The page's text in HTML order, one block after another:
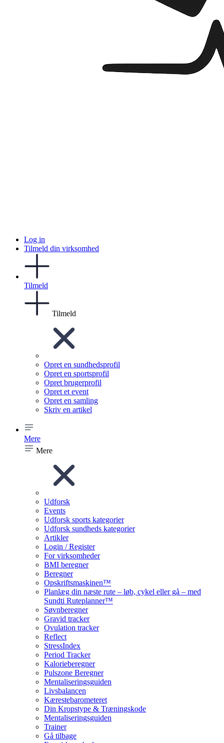
Log in
Tilmeld din virksomhed
Tilmeld
Tilmeld
Opret en sundhedsprofil
Opret en sportsprofil
Opret brugerprofil
Opret et event
Opret en samling
Skriv en artikel
Mere
Mere
Udforsk
Events
Udforsk sports kategorier
Udforsk sundheds kategorier
Artikler
Login / Register
For virksomheder
BMI beregner
Beregner
Opskriftsmaskinen™
Planlæg din næste rute – løb, cykel eller gå – med
Sundti Ruteplanner™
Søvnberegner
Gravid tracker
Ovulation tracker
Reflect
StressIndex
Period Tracker
Kalorieberegner
Pulszone Beregner
Mentaliseringsguiden
Livsbalancen
Kærestebarometeret
Din Kropstype & Træningskode
Mentaliseringsguiden
Trainer
Gå tilbage